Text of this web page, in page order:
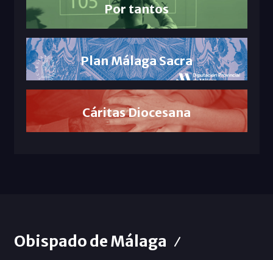
Por tantos
Plan Málaga Sacra
Cáritas Diocesana
Obispado de Málaga